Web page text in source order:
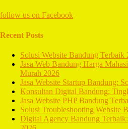
follow us on Facebook
Recent Posts
Solusi Website Bandung Terbaik
Jasa Web Bandung Harga
Murah 2026
Jasa Website Startup Bandung:
Konsultan Digital Bandung:
Jasa Website PHP Bandung
Solusi Troubleshooting Website
Digital Agency Bandung